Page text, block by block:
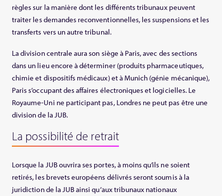
règles sur la manière dont les différents tribunaux peuvent
traiter les demandes reconventionnelles, les suspensions et les
transferts vers un autre tribunal.
La division centrale aura son siège à Paris, avec des sections
dans un lieu encore à déterminer (produits pharmaceutiques,
chimie et dispositifs médicaux) et à Munich (génie mécanique),
Paris s’occupant des affaires électroniques et logicielles. Le
Royaume-Uni ne participant pas, Londres ne peut pas être une
division de la JUB.
La possibilité de retrait
Lorsque la JUB ouvrira ses portes, à moins qu’ils ne soient
retirés, les brevets européens délivrés seront soumis à la
juridiction de la JUB ainsi qu’aux tribunaux nationaux